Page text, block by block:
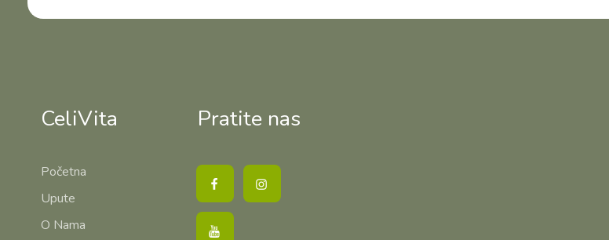
CeliVita
Početna
Upute
O Nama
Pratite nas